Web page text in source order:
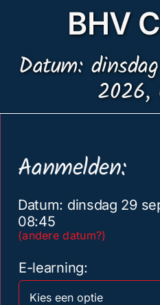
BHV
Datum:
2026,
Aanmelden:
Datum: dinsdag 29
08:45
(andere datum?)
E-learning